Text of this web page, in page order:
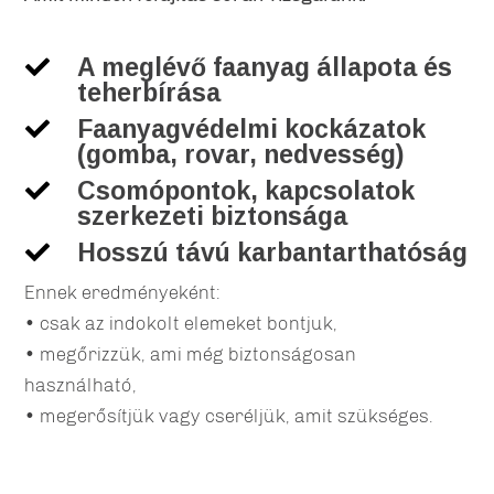

A meglévő faanyag állapota és
teherbírása

Faanyagvédelmi kockázatok
(gomba, rovar, nedvesség)

Csomópontok, kapcsolatok
szerkezeti biztonsága
 Hosszú távú karbantarthatóság
Ennek eredményeként:
• csak az indokolt elemeket bontjuk,
• megőrizzük, ami még biztonságosan
használható,
• megerősítjük vagy cseréljük, amit szükséges.